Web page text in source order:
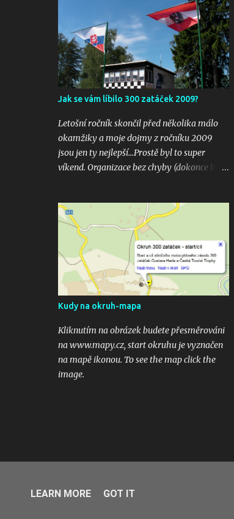
Jak se vám líbilo 300 zatáček 2009?
Letošní ročník skončil před několika málo
okamžiky a moje dojmy z ročníku 2009
jsou jen ty nejlepší...Prostě byl to super
víkend. Organizace bez chyby (dokonce bylo
žádná velká nehoda pokud vím a hlavně
překrásné souboje hned v několika
kubaturách. Máte fotky, videa ? Pošlete mi
odkaz na email 300zatacek@gmail.com a
podělte se s ostatními, budou uveřejněny na
těchto stránkých. Dík. A jak se líbily Zatáčky
vám? Pište do komentářů...
Kudy na okruh-mapa
Kliknutím na obrázek budete přesměrováni
na www.mapy.cz, start okruhu je vyznačen
na mapě ikonou. To see the map click the
image.
LEARN MORE GOT IT